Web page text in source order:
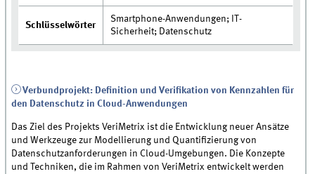
Schlüsselwörter
Smartphone-Anwendungen; IT-
Sicherheit; Datenschutz
Verbundprojekt: Definition und Verifikation von Kennzahlen für
den Datenschutz in Cloud-Anwendungen
Das Ziel des Projekts VeriMetrix ist die Entwicklung neuer Ansätze
und Werkzeuge zur Modellierung und Quantifizierung von
Datenschutzanforderungen in Cloud-Umgebungen. Die Konzepte
und Techniken, die im Rahmen von VeriMetrix entwickelt werden